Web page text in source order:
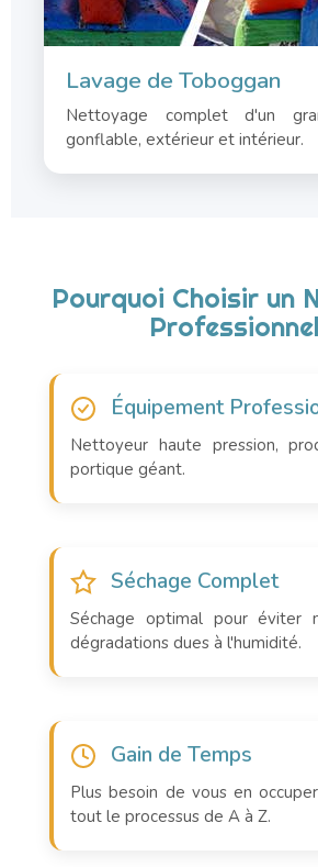
Lavage de Toboggan
Nettoyage complet d'un
gonflable, extérieur et intérieur.
Pourquoi Choisir un
Équipement
Nettoyeur haute pression,
portique géant.
Séchage Complet
Séchage optimal pour éviter
dégradations dues à l'humidité.
Gain de Temps
Plus besoin de vous en
tout le processus de A à Z.